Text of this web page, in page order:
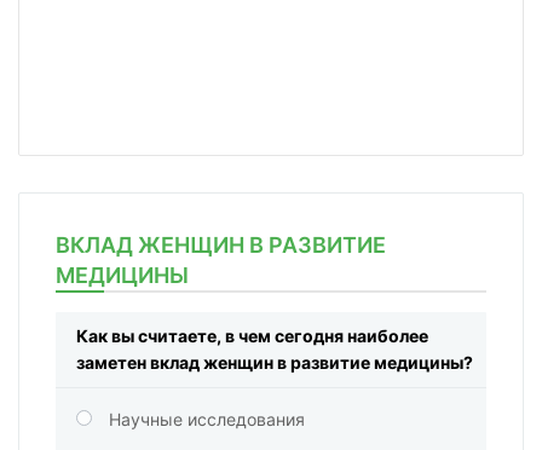
ВКЛАД ЖЕНЩИН В РАЗВИТИЕ
МЕДИЦИНЫ
Как вы считаете, в чем сегодня наиболее
заметен вклад женщин в развитие медицины?
Научные исследования